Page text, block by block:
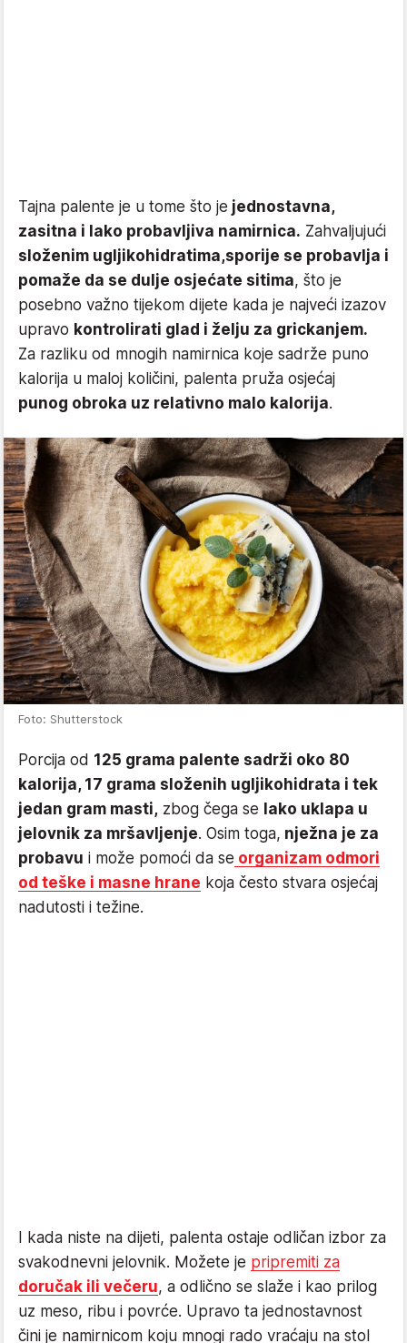
Tajna palente je u tome što je jednostavna,
zasitna i lako probavljiva namirnica. Zahvaljujući
složenim ugljikohidratima,sporije se probavlja i
pomaže da se dulje osjećate sitima, što je
posebno važno tijekom dijete kada je najveći izazov
upravo kontrolirati glad i želju za grickanjem.
Za razliku od mnogih namirnica koje sadrže puno
kalorija u maloj količini, palenta pruža osjećaj
punog obroka uz relativno malo kalorija.
Foto: Shutterstock
Porcija od 125 grama palente sadrži oko 80
kalorija, 17 grama složenih ugljikohidrata i tek
jedan gram masti, zbog čega se lako uklapa u
jelovnik za mršavljenje. Osim toga, nježna je za
probavu i može pomoći da se organizam odmori
od teške i masne hrane koja često stvara osjećaj
nadutosti i težine.
I kada niste na dijeti, palenta ostaje odličan izbor za
svakodnevni jelovnik. Možete je pripremiti za
doručak ili večeru, a odlično se slaže i kao prilog
uz meso, ribu i povrće. Upravo ta jednostavnost
čini je namirnicom koju mnogi rado vraćaju na stol